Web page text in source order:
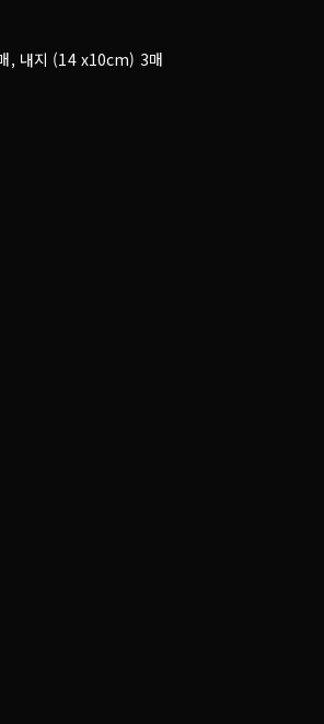
, 내지 (14 x10cm) 3매